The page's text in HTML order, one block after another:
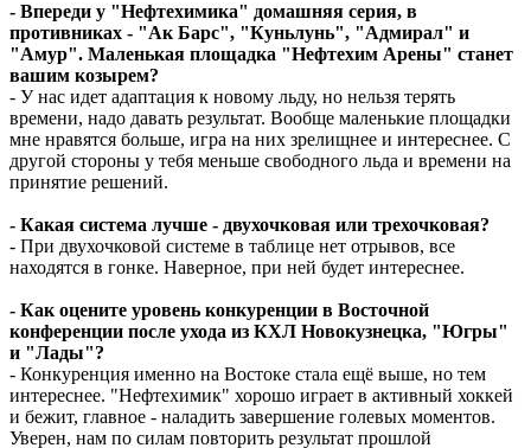
- Впереди у "Нефтехимика" домашняя серия, в
противниках - "Ак Барс", "Куньлунь", "Адмирал" и
"Амур". Маленькая площадка "Нефтехим Арены" станет
вашим козырем?
- У нас идет адаптация к новому льду, но нельзя терять
времени, надо давать результат. Вообще маленькие площадки
мне нравятся больше, игра на них зрелищнее и интереснее. С
другой стороны у тебя меньше свободного льда и времени на
принятие решений.
- Какая система лучше - двухочковая или трехочковая?
- При двухочковой системе в таблице нет отрывов, все
находятся в гонке. Наверное, при ней будет интереснее.
- Как оцените уровень конкуренции в Восточной
конференции после ухода из КХЛ Новокузнецка, "Югры"
и "Лады"?
- Конкуренция именно на Востоке стала ещё выше, но тем
интереснее. "Нефтехимик" хорошо играет в активный хоккей
и бежит, главное - наладить завершение голевых моментов.
Уверен, нам по силам повторить результат прошлой